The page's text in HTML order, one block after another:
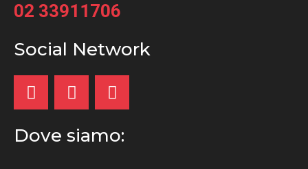
02 33911706
Social Network
Dove siamo: